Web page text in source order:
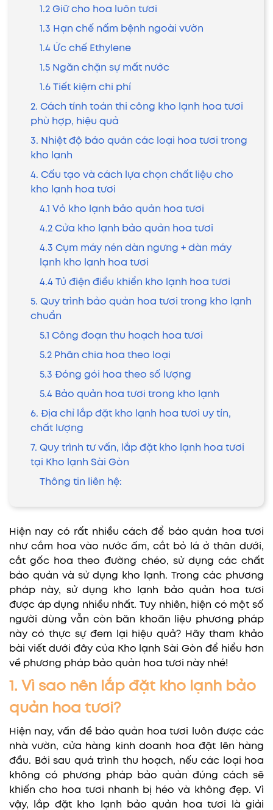
1.2 Giữ cho hoa luôn tươi
1.3 Hạn chế nấm bệnh ngoài vườn
1.4 Ức chế Ethylene
1.5 Ngăn chặn sự mất nước
1.6 Tiết kiệm chi phí
2. Cách tính toán thi công kho lạnh hoa tươi
phù hợp, hiệu quả
3. Nhiệt độ bảo quản các loại hoa tươi trong
kho lạnh
4. Cấu tạo và cách lựa chọn chất liệu cho
kho lạnh hoa tươi
4.1 Vỏ kho lạnh bảo quản hoa tươi
4.2 Cửa kho lạnh bảo quản hoa tươi
4.3 Cụm máy nén dàn ngưng + dàn máy
lạnh kho lạnh hoa tươi
4.4 Tủ điện điều khiển kho lạnh hoa tươi
5. Quy trình bảo quản hoa tươi trong kho lạnh
chuẩn
5.1 Công đoạn thu hoạch hoa tươi
5.2 Phân chia hoa theo loại
5.3 Đóng gói hoa theo số lượng
5.4 Bảo quản hoa tươi trong kho lạnh
6. Địa chỉ lắp đặt kho lạnh hoa tươi uy tín,
chất lượng
7. Quy trình tư vấn, lắp đặt kho lạnh hoa tươi
tại Kho lạnh Sài Gòn
Thông tin liên hệ:
Hiện nay có rất nhiều cách để bảo quản hoa tươi
như cắm hoa vào nước ấm, cắt bỏ lá ở thân dưới,
cắt gốc hoa theo đường chéo, sử dụng các chất
bảo quản và sử dụng kho lạnh. Trong các phương
pháp này, sử dụng kho lạnh bảo quản hoa tươi
được áp dụng nhiều nhất. Tuy nhiên, hiện có một số
người dùng vẫn còn băn khoăn liệu phương pháp
này có thực sự đem lại hiệu quả? Hãy tham khảo
bài viết dưới đây của Kho lạnh Sài Gòn để hiểu hơn
về phương pháp bảo quản hoa tươi này nhé!
1. Vì sao nên lắp đặt kho lạnh bảo
quản hoa tươi?
Hiện nay, vấn đề bảo quản hoa tươi luôn được các
nhà vườn, cửa hàng kinh doanh hoa đặt lên hàng
đầu. Bởi sau quá trình thu hoạch, nếu các loại hoa
không có phương pháp bảo quản đúng cách sẽ
khiến cho hoa tươi nhanh bị héo và không đẹp. Vì
vậy, lắp đặt kho lạnh bảo quản hoa tươi là giải